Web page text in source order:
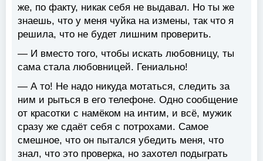
же, по факту, никак себя не выдавал. Но ты же
знаешь, что у меня чуйка на измены, так что я
решила, что не будет лишним проверить.
— И вместо того, чтобы искать любовницу, ты
сама стала любовницей. Гениально!
— А то! Не надо никуда мотаться, следить за
ним и рыться в его телефоне. Одно сообщение
от красотки с намёком на интим, и всё, мужик
сразу же сдаёт себя с потрохами. Самое
смешное, что он пытался убедить меня, что
знал, что это проверка, но захотел подыграть